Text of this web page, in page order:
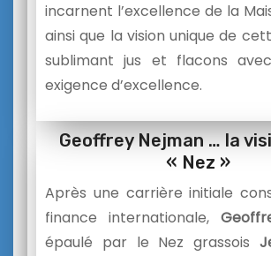
incarnent l’excellence de la
ainsi que la vision unique de
sublimant jus et flacons
exigence d’excellence.
Geoffrey Nejman … la
« Nez »
Après une carrière initiale
finance internationale,
épaulé par le Nez grassois